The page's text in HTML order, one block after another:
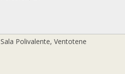
Sala Polivalente, Ventotene